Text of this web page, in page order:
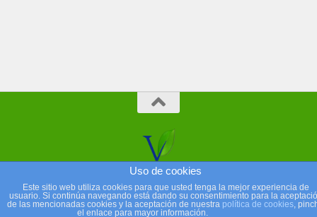
Uso de cookies
Este sitio web utiliza cookies para que usted tenga la mejor experiencia de
usuario. Si continúa navegando está dando su consentimiento para la
de las mencionadas cookies y la aceptación de nuestra política de cookies,
el enlace para mayor información.